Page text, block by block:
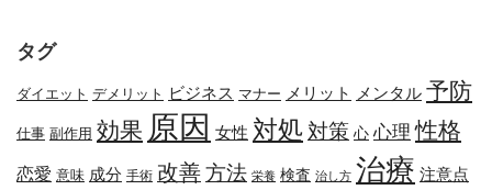
タグ
ダイエット デメリット ビジネス マナー メリット メンタル 予防
仕事 副作用 効果 原因 女性 対処 対策 心 心理 性格
恋愛 意味 成分 手術 改善方法 栄養 検査 治し方 治療 注意点